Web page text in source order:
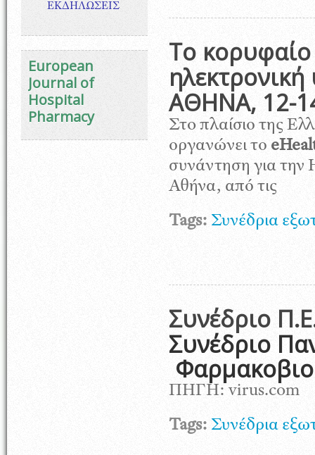
ΕΚΔΗΛΩΣΕΙΣ
European
Journal of
Hospital
Pharmacy
Το
ΑΘΗΝΑ, 12-
Στo πλαίσιο της
οργανώνει το
συνάντηση για την
Αθήνα, από τις
Tags: Συνέδρια
Συνέδριο
Συνέδριο
ΠΗΓΗ: virus.com
Tags: Συνέδρια